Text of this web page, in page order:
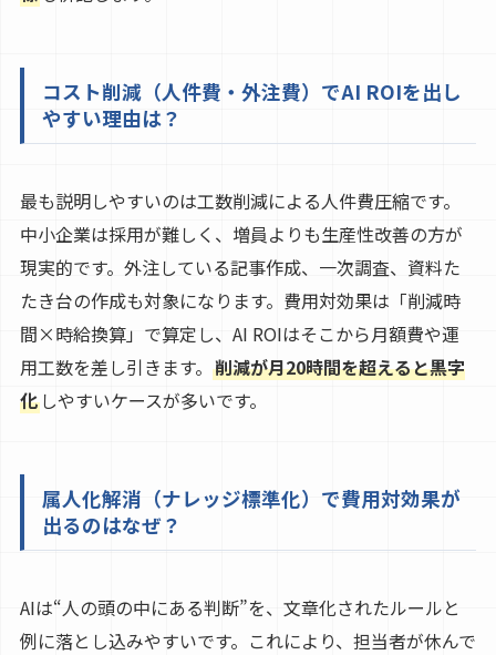
コスト削減（人件費・外注費）でAI ROIを出し
やすい理由は？
最も説明しやすいのは工数削減による人件費圧縮です。
中小企業は採用が難しく、増員よりも生産性改善の方が
現実的です。外注している記事作成、一次調査、資料た
たき台の作成も対象になります。費用対効果は「削減時
間×時給換算」で算定し、AI ROIはそこから月額費や運
用工数を差し引きます。 削減が月20時間を超えると黒字
化しやすいケースが多いです。
属人化解消（ナレッジ標準化）で費用対効果が
出るのはなぜ？
AIは“人の頭の中にある判断”を、文章化されたルールと
例に落とし込みやすいです。これにより、担当者が休んで